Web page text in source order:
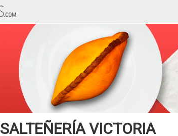
SALTEÑERÍA VICTORIA